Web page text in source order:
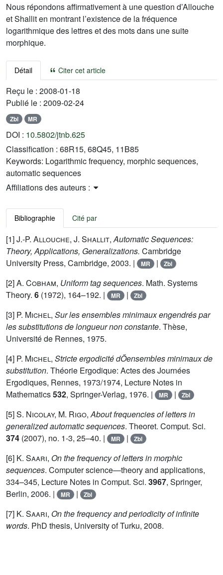
Nous répondons affirmativement à une question d’Allouche
et Shallit en montrant l’existence de la fréquence
logarithmique des lettres et des mots dans une suite
morphique.
Détail Citer cet article
Reçu le : 2008-01-18
Publié le : 2009-02-24
Zbl MR
DOI : 10.5802/jtnb.625
Classification : 68R15, 68Q45, 11B85
Keywords: Logarithmic frequency, morphic sequences,
automatic sequences
Affiliations des auteurs :
Bibliographie Cité par
[1]J.-P. Allouche, J. Shallit,Automatic Sequences:
Theory, Applications, Generalizations. Cambridge
University Press, Cambridge, 2003. |
MR | Zbl
[2]A. Cobham, Uniform tag sequences. Math. Systems
Theory. 6 (1972), 164–192. | MR | Zbl
[3] P. Michel, Sur les ensembles minimaux engendrés par
les substitutions de longueur non constante. Thèse,
Université de Rennes, 1975.
[4] P. Michel, Stricte ergodicité dÕensembles minimaux de
substitution. Théorie Ergodique: Actes des Journées
Ergodiques, Rennes, 1973/1974, Lecture Notes in
Mathematics532, Springer-Verlag, 1976. | MR | Zbl
[5]S. Nicolay, M. Rigo,About frequencies of letters in
generalized automatic sequences. Theoret. Comput. Sci.
374 (2007), no. 1-3, 25–40. | MR | Zbl
[6] K. Saari, On the frequency of letters in morphic
sequences. Computer science—theory and applications,
334–345, Lecture Notes in Comput. Sci. 3967, Springer,
Berlin, 2006. |
MR | Zbl
[7] K. Saari, On the frequency and periodicity of infinite
words. PhD thesis, University of Turku, 2008.